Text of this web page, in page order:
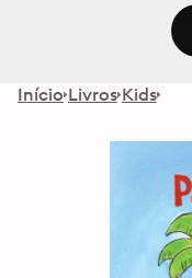
Início Livros Kids